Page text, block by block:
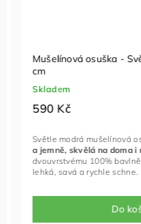
Mušelínová osuška -
cm
Skladem
590 Kč
Do
Světle modrá mušelínová
a jemně, skvělá na doma i
dvouvrstvému 100%
lehká, savá a rychle schne.